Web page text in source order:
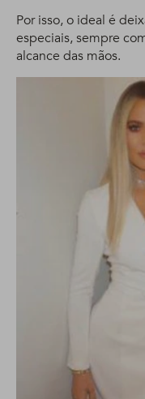
Por isso, o ideal é
especiais, sempre
alcance das mãos.